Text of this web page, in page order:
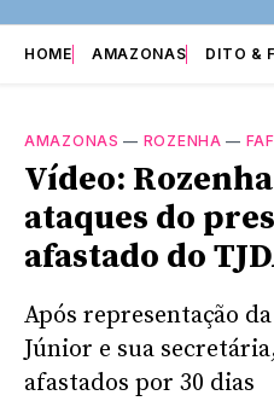
HOME AMAZONAS DITO &
AMAZONAS — ROZENHA — FAF
Vídeo:
ataques do
afastado do
Após representação
Júnior e sua
afastados por 30 dias